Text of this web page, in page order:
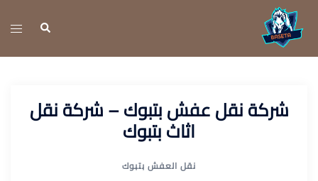
انتقل
المحتوى
بحث
تبديل
شركة نقل عفش بتبوك – شركة نقل
اثاث بتبوك
نقل العفش بتبوك